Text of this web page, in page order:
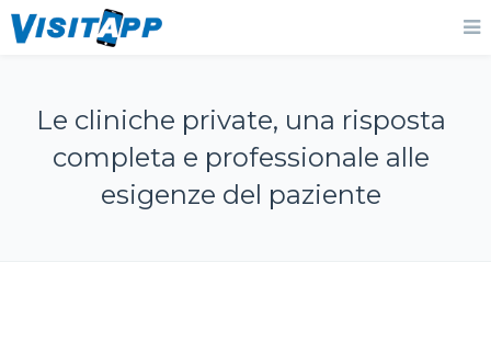
Le cliniche private, una risposta
completa e professionale alle
esigenze del paziente